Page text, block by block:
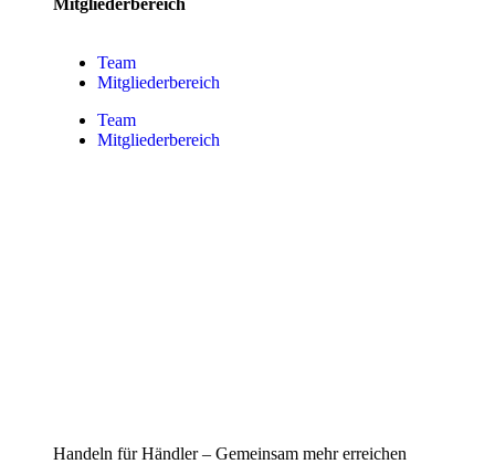
Team
Mitgliederbereich
Team
Mitgliederbereich
Handeln für Händler – Gemeinsam mehr erreichen